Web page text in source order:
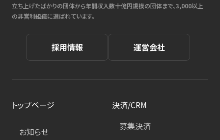
立ち上げたばかりの団体から年間収入数十億円規模の団体まで、3,000以上
の非営利組織に選ばれています。
採用情報 運営会社
トップページ
お知らせ
決済/CRM
募集決済